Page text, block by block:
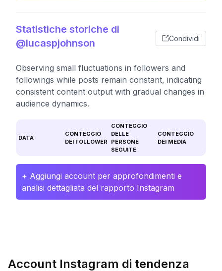
Statistiche storiche di
@lucaspjohnson
Condividi
Observing small fluctuations in followers and
followings while posts remain constant, indicating
consistent content output with gradual changes in
audience dynamics.
DATA
CONTEGGIO
DEI FOLLOWER
CONTEGGIO
DELLE
PERSONE
SEGUITE
CONTEGGIO
DEI MEDIA
+ Aggiungi account per approfondimenti e
analisi dettagliata del rapporto Instagram
Account Instagram di tendenza